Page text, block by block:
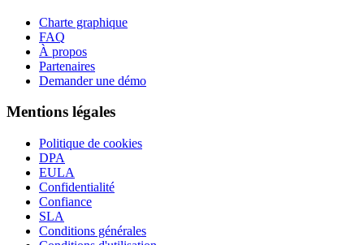
Charte graphique
FAQ
À propos
Partenaires
Demander une démo
Mentions légales
Politique de cookies
DPA
EULA
Confidentialité
Confiance
SLA
Conditions générales